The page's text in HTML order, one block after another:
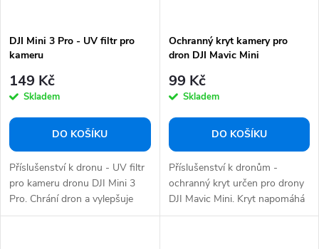
DJI Mini 3 Pro - UV filtr pro
kameru
149 Kč
Skladem
DO KOŠÍKU
Příslušenství k dronu - UV filtr
pro kameru dronu DJI Mini 3
Pro. Chrání dron a vylepšuje
vaše...
Ochranný kryt kamery pro
dron DJI Mavic Mini
99 Kč
Skladem
DO KOŠÍKU
Příslušenství k dronům -
ochranný kryt určen pro drony
DJI Mavic Mini. Kryt napomáhá
ochránit...